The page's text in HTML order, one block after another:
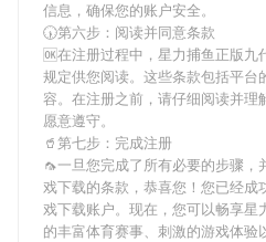
信息，确保您的账户安全。
🕠第六步：阅读并同意条款
🆗在注册过程中， 星力捕鱼正版九
规定供您阅读。这些条款包括平台
容。在注册之前，请仔细阅读并
愿意遵守。
🥤第七步：完成注册
🦟一旦您完成了所有必要的步骤，
戏下载的条款，恭喜您！您已经成
戏下载账户。现在，您可以畅享星
的丰富体育赛事、刺激的游戏体验